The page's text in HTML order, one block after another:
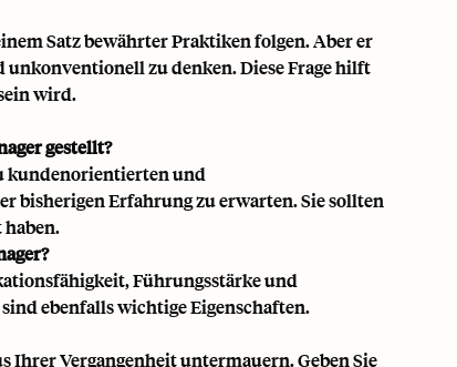
Satz bewährter Praktiken folgen. Aber er
zu denken. Diese Frage hilft
wird.
gestellt?
kundenorientierten und
bisherigen Erfahrung zu erwarten. Sie sollten
haben.
Führungsstärke und
ebenfalls wichtige Eigenschaften.
Ihrer Vergangenheit untermauern. Geben Sie